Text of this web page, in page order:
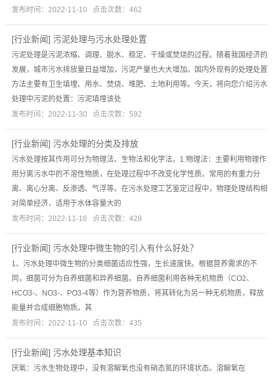
发布时间：2022-11-10 点击次数：462
[行业新闻] 污泥处理与污水处理处置
污泥处理是污泥浓缩、调理、脱水、稳定、干燥或焚烧的过程。随着我国经济的
发展，城市污水排放量日益增加，污泥产量也大大增加。国内外现有的处理处置
方法主要有卫生填埋、用水、焚烧、堆肥、土地利用等。今天，将向您介绍污水
处理中污泥的处置：污泥填埋该处
发布时间：2022-11-30 点击次数：592
[行业新闻] 污水处理的分类及排放
污水处理按其作用可分为物理法、生物法和化学法。1.物理法：主要利用物理作
用分离污水中的不溶性物质，在处理过程中不改变化学性质。常用的有重力分
离、离心分离、反渗透、气浮等。在污水处理工艺鉴定过程中，物理处理结构相
对简单经济，适用于水体容量大的
发布时间：2022-11-16 点击次数：428
[行业新闻] 污水处理中微生物的引入有什么好处？
1、污水处理中微生物的分类细菌适应性强，生长速度快。根据营养需求的不
同，细菌可分为自养细菌和异养细菌。自养细菌利用各种无机物质（CO2、
HCO3-、NO3-、PO3-4等）作为营养物质，将其转化为另一种无机物质，释放
能量并合成细胞物质。其
发布时间：2022-11-10 点击次数：435
[行业新闻] 污水处理基本知识
厌氧：污水生物处理中，没有溶解氧也没有硝态氮的环境状态。溶解氧在